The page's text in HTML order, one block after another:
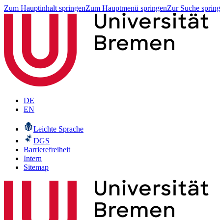
Zum Hauptinhalt springenZum Hauptmenü springenZur Suche
DE
EN
Leichte Sprache
DGS
Barrierefreiheit
Intern
Sitemap